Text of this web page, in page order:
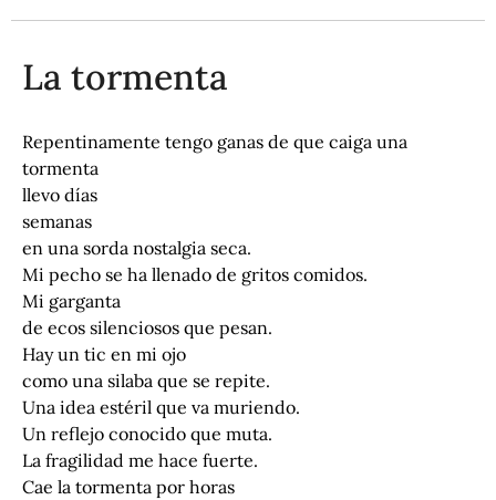
La tormenta
Repentinamente tengo ganas de que caiga una
tormenta
llevo días
semanas
en una sorda nostalgia seca.
Mi pecho se ha llenado de gritos comidos.
Mi garganta
de ecos silenciosos que pesan.
Hay un tic en mi ojo
como una silaba que se repite.
Una idea estéril que va muriendo.
Un reflejo conocido que muta.
La fragilidad me hace fuerte.
Cae la tormenta por horas